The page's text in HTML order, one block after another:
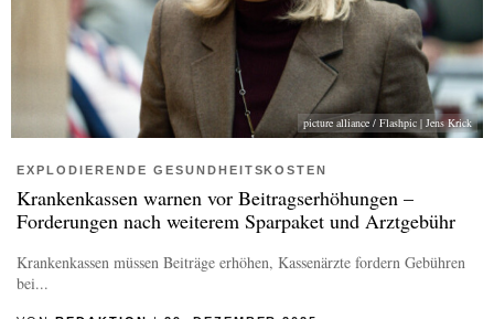
picture alliance / Flashpic | Jens Krick
EXPLODIERENDE GESUNDHEITSKOSTEN
Krankenkassen warnen vor Beitragserhöhungen –
Forderungen nach weiterem Sparpaket und Arztgebühr
Krankenkassen müssen Beiträge erhöhen, Kassenärzte fordern Gebühren
bei...